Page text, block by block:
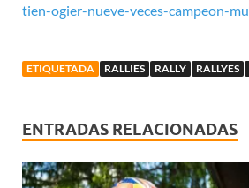
tien-ogier-nueve-veces-campeon-
ETIQUETADA RALLIES RALLY RALLYES
ENTRADAS RELACIONADAS